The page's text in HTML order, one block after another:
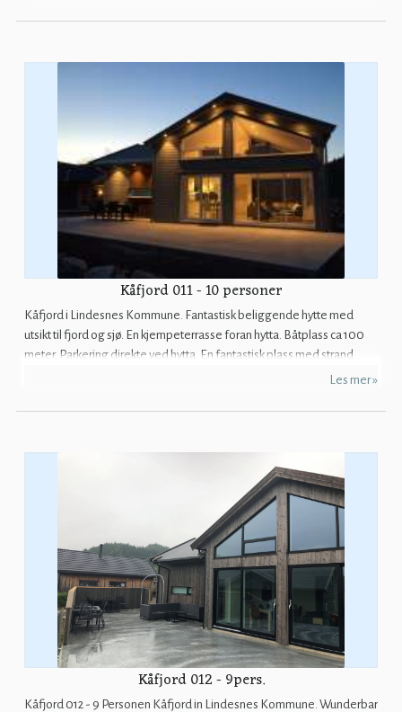
Kåfjord 011 - 10 personer
Kåfjord i Lindesnes Kommune. Fantastisk beliggende hytte med
utsikt til fjord og sjø. En kjempeterrasse foran hytta. Båtplass ca 100
meter. Parkering direkte ved hytta. En fantastisk plass med strand...
Les mer »
Kåfjord 012 - 9pers.
Kåfjord 012 - 9 Personen Kåfjord in Lindesnes Kommune. Wunderbar